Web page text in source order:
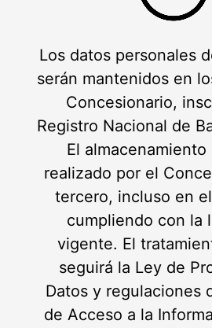
Los datos personales
serán mantenidos en
Concesionario,
Registro Nacional de
El
realizado por el
tercero, incluso en
cumpliendo con la
vigente. El
seguirá la Ley de
Datos y regulaciones
de Acceso a la